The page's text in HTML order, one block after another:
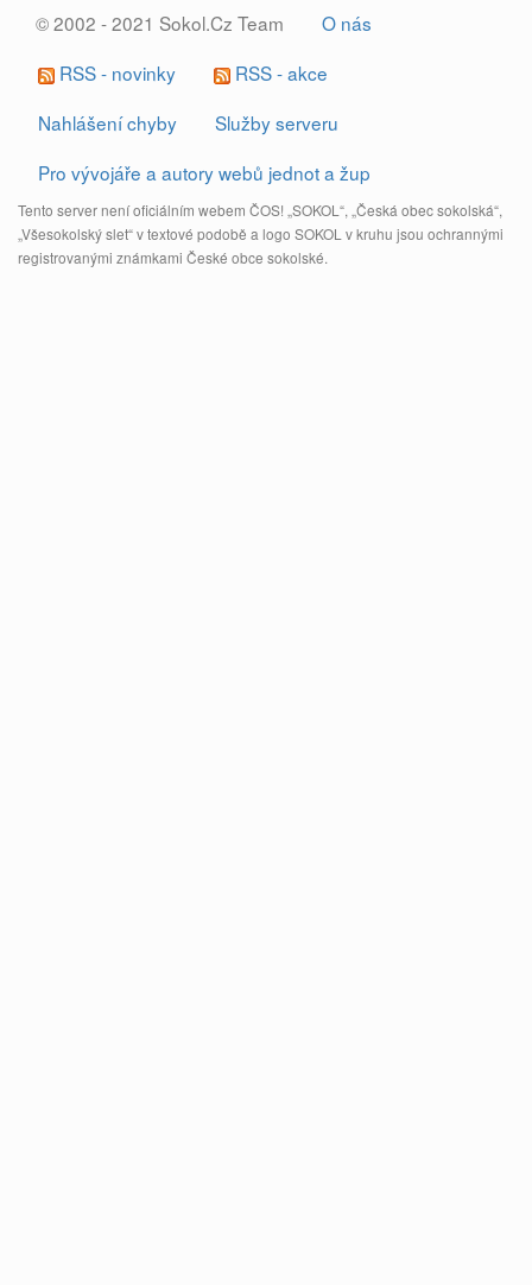
© 2002 - 2021 Sokol.Cz Team
O nás
RSS - novinky
RSS - akce
Nahlášení chyby
Služby serveru
Pro vývojáře a autory webů jednot a žup
Tento server není oficiálním webem ČOS! „SOKOL“, „Česká obec sokolská“,
„Všesokolský slet“ v textové podobě a logo SOKOL v kruhu jsou ochrannými
registrovanými známkami České obce sokolské.